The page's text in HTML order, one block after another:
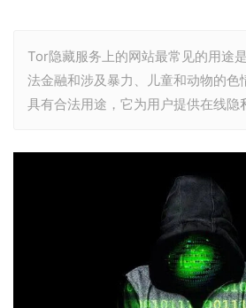
Tor隐藏服务上的网站最常见的用途
法金融和涉及暴力、儿童和动物的色
具有合法用途，它为用户提供在线隐